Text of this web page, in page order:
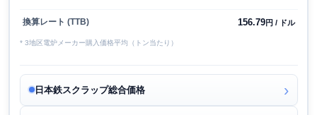
換算レート (TTB) 156.79円 / ドル
* 3地区電炉メーカー購入価格平均（トン当たり）
日本鉄スクラップ総合価格